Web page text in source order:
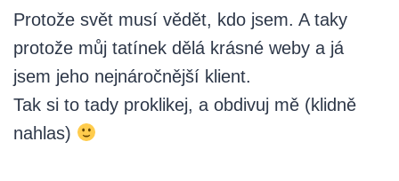
Protože svět musí vědět, kdo jsem. A taky
protože můj tatínek dělá krásné weby a já
jsem jeho nejnáročnější klient.
Tak si to tady proklikej, a obdivuj mě (klidně
nahlas)